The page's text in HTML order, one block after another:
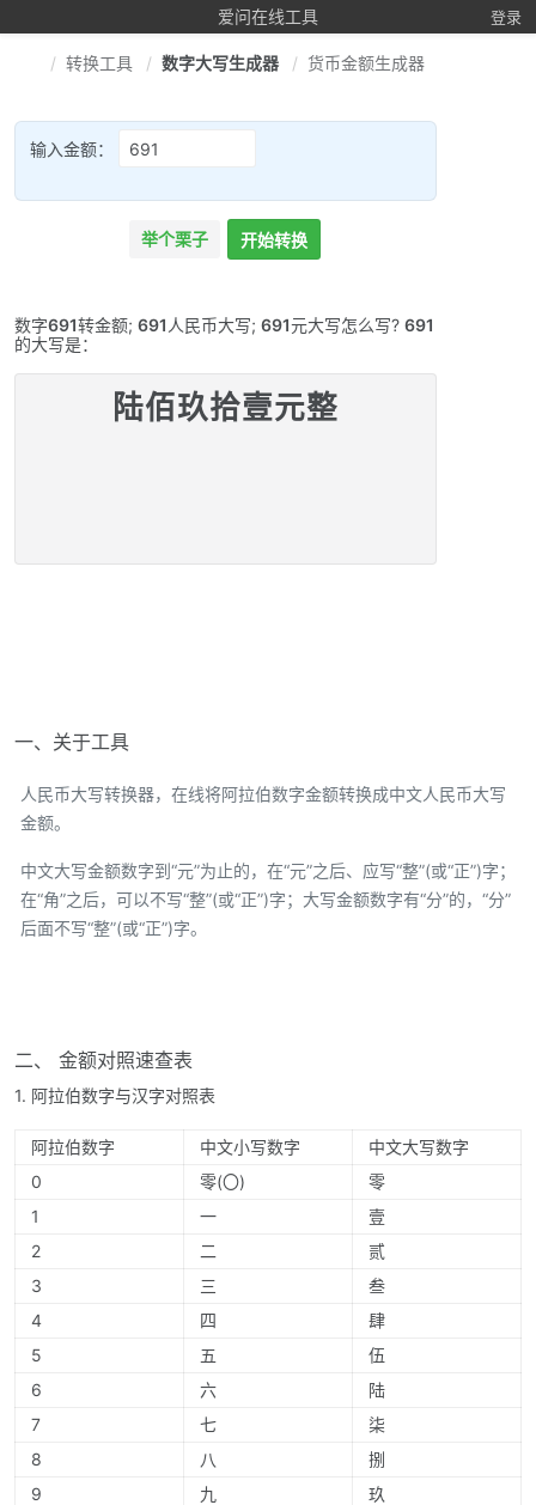
爱问在线工具 登录
转换工具 数字大写生成器 货币金额生成器
输入金额：
举个栗子 开始转换
数字691转金额; 691 人民币大写; 691元大写怎么写? 691
的大写是：
陆佰玖拾壹元整
一、关于工具
人民币大写转换器，在线将阿拉伯数字金额转换成中文人民币大写
金额。
中文大写金额数字到“元”为止的，在“元”之后、应写“整”(或“正”)字；
在“角”之后，可以不写“整”(或“正”)字；大写金额数字有“分”的，“分”
后面不写“整”(或“正”)字。
二、 金额对照速查表
1. 阿拉伯数字与汉字对照表
阿拉伯数字 中文小写数字
中文大写数字
0
零(〇)
零
1
一
壹
2
二
贰
3
三
叁
4
四
肆
5
五
伍
6
六
陆
7
七
柒
8
八
捌
9
九 玖